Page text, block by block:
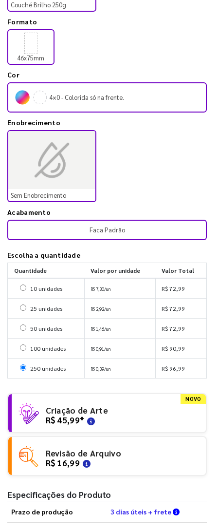
Couché Brilho 250g
Formato
46x75mm
Cor
4×0 - Colorida só na frente.
Enobrecimento
Sem Enobrecimento
Acabamento
Faca Padrão
Escolha a quantidade
Quantidade Valor por unidade Valor Total
Selecionar 10 unidades
10 unidades R$ 7,30/un R$ 72,99
Selecionar 25 unidades
25 unidades R$ 2,92/un R$ 72,99
Selecionar 50 unidades
50 unidades R$ 1,46/un R$ 72,99
Selecionar 100 unidades
100 unidades R$ 0,91/un R$ 90,99
Selecionar 250 unidades
250 unidades R$ 0,39/un R$ 96,99
NOVO
Criação de Arte
R$ 45,99*
Revisão de Arquivo
R$ 16,99
Especificações do Produto
Prazo de produção 3 dias úteis + frete Verifique